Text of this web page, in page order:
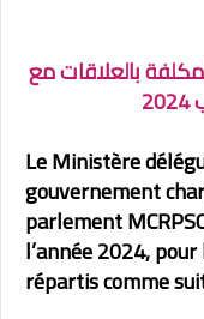
بالعلاقات مع
Le Ministère
gouvernement
parlement
l’année 2024,
répartis comme